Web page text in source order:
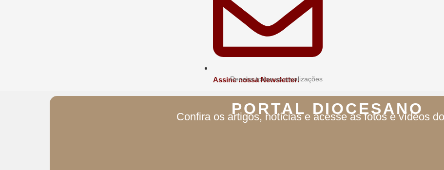
Assine nossa Newsletter!
Receba todas as atualizações
PORTAL DIOCESANO
Confira os artigos, notícias e acesse as fotos e vídeos